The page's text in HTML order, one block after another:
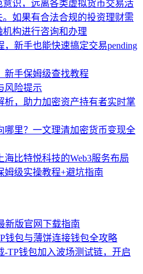
识，远离各类虚拟货币交易活
如果有合法合规的投资理财需
构进行咨询和办理
新手也能快速搞定交易pending
新手保姆级查找教程
风险提示
析，助力加密资产持有者实时掌
哪里？一文理清加密货币变现全
比特悦科技的Web3服务布局
姆级实操教程+避坑指南
新版官网下载指南
钱包与薄饼连接钱包全攻略
-TP钱包加入波场测试链，开启